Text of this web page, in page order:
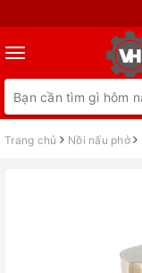
Toggle
navigation
Trang chủ Nồi nấu phở